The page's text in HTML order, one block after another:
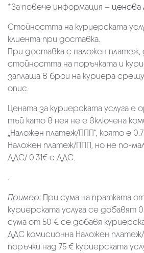
*За повече информация – ценова
Стойността на куриерската
клиента при доставка.
При доставка с наложен платеж,
стойността на поръчката и
заплаща в брой на куриера
опис.
Цената за куриерската услуга е
тъй като в нея не е включена
„Наложен платеж/ППП“, която е
Наложен платеж/ППП, но не по-
ДДС/ 0.31€ с ДДС.
.
Пример: При сума на пратката
куриерската услуга се добавят
сума от 50 € се добавя куриерска
ДДС комисионна Наложен
поръчки над 75 € куриерската